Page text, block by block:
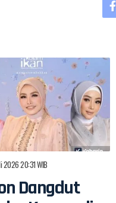
2026 20:31 WIB
Dangdut